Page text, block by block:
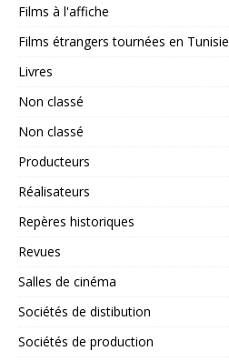
Films à l'affiche
Films étrangers tournées en Tunisie
Livres
Non classé
Non classé
Producteurs
Réalisateurs
Repères historiques
Revues
Salles de cinéma
Sociétés de distibution
Sociétés de production